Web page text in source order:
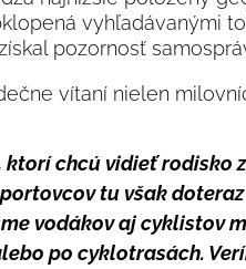
vyhľadávanými
pozornosť
vítaní nielen
ktorí chcú vidieť rodisko
tu však
vodákov aj cyklistov
po cyklotrasách.